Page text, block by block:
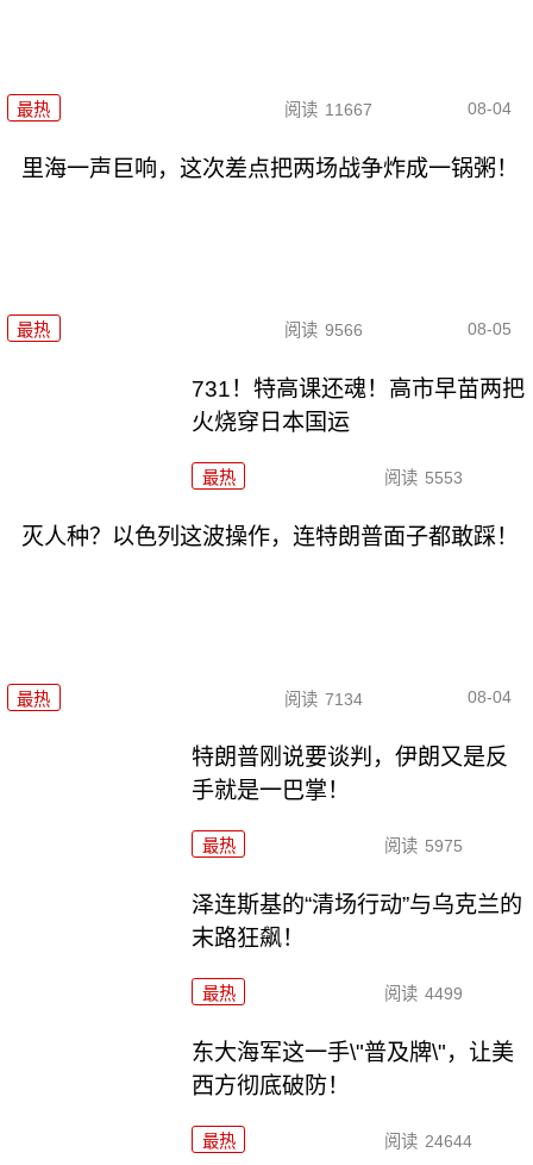
最热 阅读 11667 08-04
里海一声巨响，这次差点把两场战争炸成一锅粥！
最热 阅读 9566 08-05
731！特高课还魂！高市早苗两把
火烧穿日本国运
最热 阅读 5553
灭人种？以色列这波操作，连特朗普面子都敢踩！
最热 阅读 7134 08-04
特朗普刚说要谈判，伊朗又是反
手就是一巴掌！
最热 阅读 5975
泽连斯基的“清场行动”与乌克兰的
末路狂飙！
最热 阅读 4499
东大海军这一手\"普及牌\"，让美
西方彻底破防！
最热 阅读 24644